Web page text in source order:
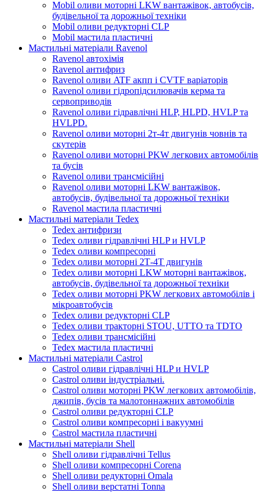
Mobil оливи моторні LKW вантажівок, автобусів,
будівельної та дорожньої техніки
Mobil оливи редукторні CLP
Mobil мастила пластичні
Мастильні матеріали Ravenol
Ravenol автохімія
Ravenol антифриз
Ravenol оливи ATF акпп і CVTF варіаторів
Ravenol оливи гідропідсилювачів керма та
сервоприводів
Ravenol оливи гідравлічні HLP, HLPD, HVLP та
HVLPD.
Ravenol оливи моторні 2т-4т двигунів човнів та
скутерів
Ravenol оливи моторні PKW легкових автомобілів
та бусів
Ravenol оливи трансмісійні
Ravenol оливи моторні LKW вантажівок,
автобусів, будівельної та дорожньої техніки
Ravenol мастила пластичні
Мастильні матеріали Tedex
Tedex антифризи
Tedex оливи гідравлічні HLP и HVLP
Tedex оливи компресорні
Tedex оливи моторні 2Т-4Т двигунів
Tedex оливи моторні LKW моторні вантажівок,
автобусів, будівельної та дорожньої техніки
Tedex оливи моторні PKW легкових автомобілів і
мікроавтобусів
Tedex оливи редукторні CLP
Tedex оливи тракторні STOU, UTTO та TDTO
Tedex оливи трансмісійні
Tedex мастила пластичні
Мастильні матеріали Castrol
Castrol оливи гідравлічні HLP и HVLP
Castrol оливи індустріальні.
Castrol оливи моторні PKW легкових автомобілів,
джипів, бусів та малотоннажних автомобілів
Castrol оливи редукторні CLP
Castrol оливи компресорні і вакуумні
Castrol мастила пластичні
Мастильні матеріали Shell
Shell оливи гідравлічні Tellus
Shell оливи компресорні Corena
Shell оливи редукторні Omala
Shell оливи верстатні Tonna